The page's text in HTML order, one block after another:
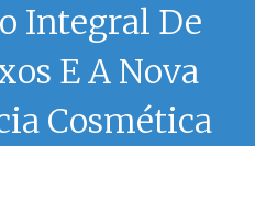
Integral De
E A Nova
Cosmética